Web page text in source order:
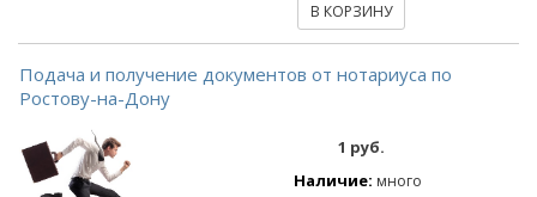
В КОРЗИНУ
Подача и получение документов от нотариуса по
Ростову-на-Дону
1 руб.
Наличие: много